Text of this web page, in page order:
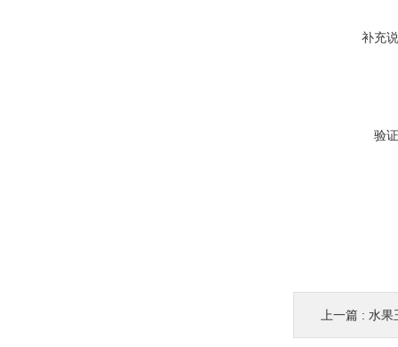
补充
验
上一篇 : 水果